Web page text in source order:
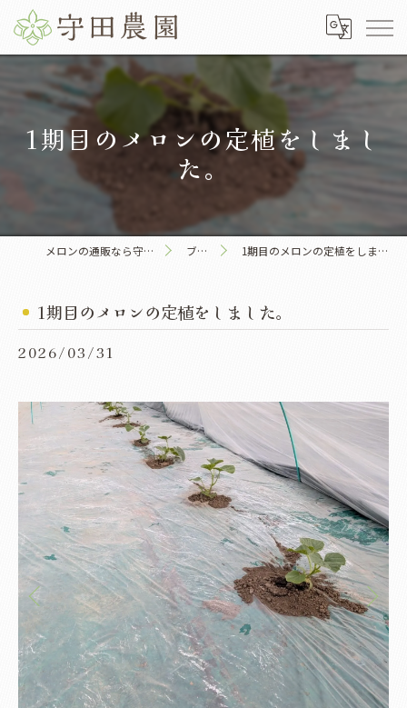
1期目のメロンの定植をしまし
た。
メロンの通販なら守田農園 ブログ 1期目のメロンの定植をしました。
1期目のメロンの定植をしました。
2026/03/31